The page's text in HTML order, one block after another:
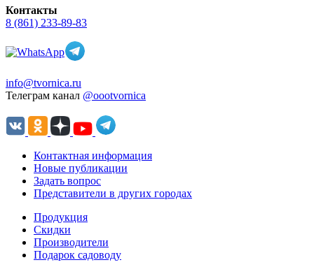
Контакты
8 (861) 233-89-83
info@tvornica.ru
Телеграм канал @oootvornica
Контактная информация
Новые публикации
Задать вопрос
Представители в других городах
Продукция
Скидки
Производители
Подарок садоводу